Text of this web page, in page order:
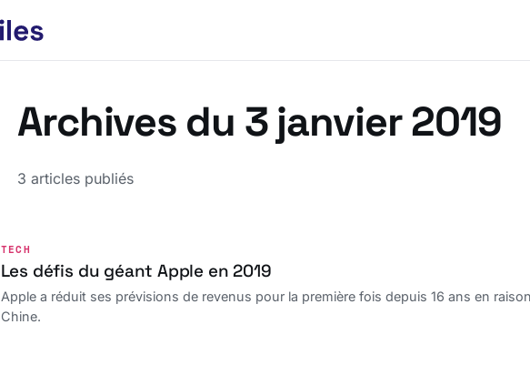
Archives du 3 janvier 2019
3 articles publiés
TECH
Les défis du géant Apple en 2019
Apple a réduit ses prévisions de revenus pour la première fois depuis 16 ans en
Chine.